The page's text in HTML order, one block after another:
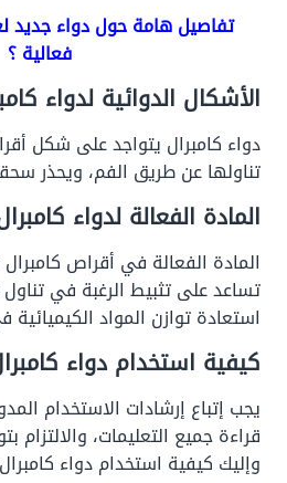
تفاصيل هامة حول دواء جديد
فعالية ؟
الأشكال الدوائية لدواء
دواء كامبرال يتواجد على شكل
تناولها عن طريق الفم، ويحذر
المادة الفعالة لدواء
المادة الفعالة في أقراص
تساعد على تثبيط الرغبة في
استعادة توازن المواد الكيميائية
كيفية استخدام دواء
يجب إتباع إرشادات الاستخدام
قراءة جميع التعليمات، والالتزام
وإليك كيفية استخدام دواء